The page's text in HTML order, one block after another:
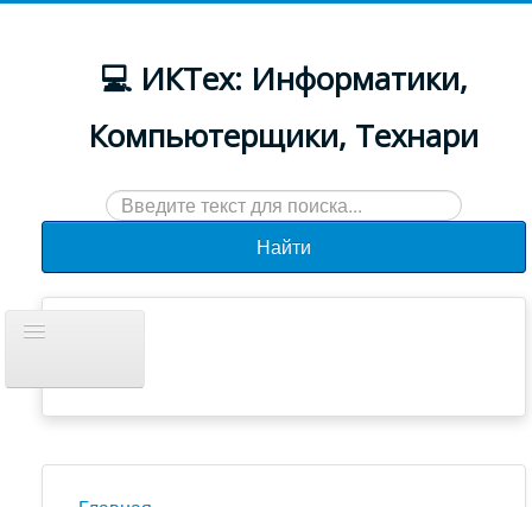
💻 ИКТех: Информатики,
Компьютерщики, Технари
Искать...
Найти
навигацию
Новости